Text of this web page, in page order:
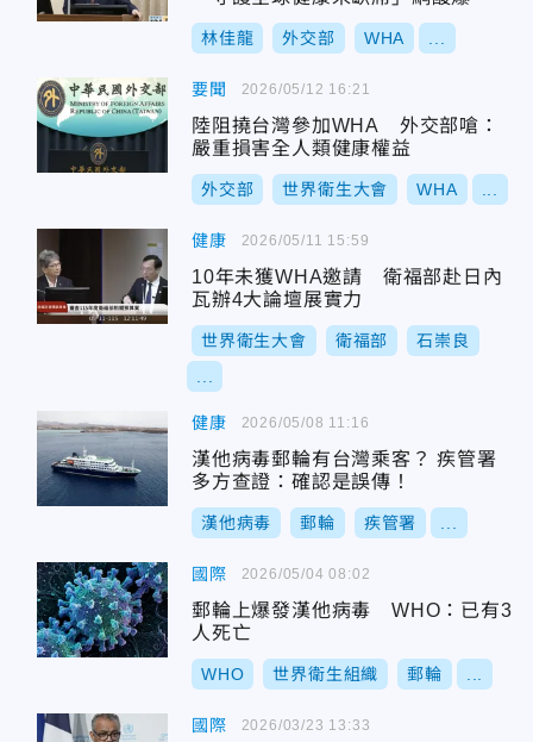
林佳龍 外交部 WHA
要聞
陸阻撓台灣參加WHA 外交部嗆：
嚴重損害全人類健康權益
外交部 世界衛生大會 WHA
2026/05/12 16:21
健康
10年未獲WHA邀請 衛福部赴日內
瓦辦4大論壇展實力
世界衛生大會 衛福部 石崇良
2026/05/11 15:59
健康
漢他病毒郵輪有台灣乘客？ 疾管署
多方查證：確認是誤傳！
漢他病毒 郵輪 疾管署
2026/05/08 11:16
國際
郵輪上爆發漢他病毒 WHO：已有3
人死亡
WHO 世界衛生組織 郵輪
2026/05/04 08:02
國際 2026/03/23 13:33